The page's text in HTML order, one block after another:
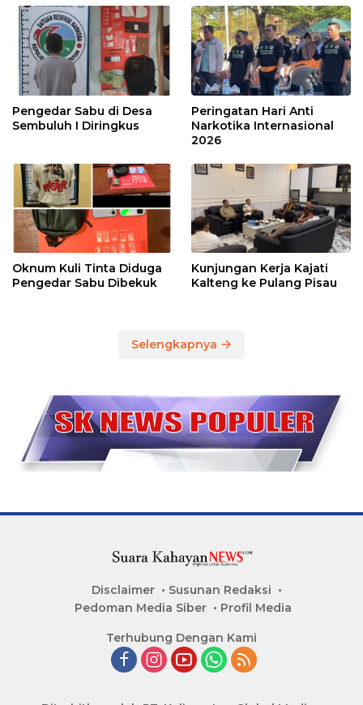
Pengedar Sabu di Desa
Sembuluh I Diringkus
Peringatan Hari Anti
Narkotika Internasional
2026
Oknum Kuli Tinta Diduga
Pengedar Sabu Dibekuk
Kunjungan Kerja Kajati
Kalteng ke Pulang Pisau
Selengkapnya
Disclaimer
Susunan Redaksi
Pedoman Media Siber
Profil Media
Terhubung Dengan Kami